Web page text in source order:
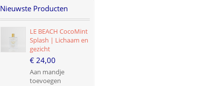
Nieuwste Producten
LE BEACH CocoMint
Splash | Lichaam en
gezicht
€ 24,00
Aan mandje
toevoegen